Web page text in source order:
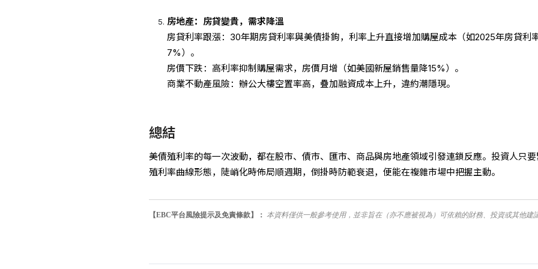
房地產：房貸變貴，需求降溫
房貸利率跟漲：30年期房貸利率與美債掛鉤，利率上升直接增加購屋成本（如2025年房貸利
7%）。
房價下跌：高利率抑制購屋需求，房價月增（如美國新屋銷售量降15%）。
商業不動產風險：辦公大樓空置率高，疊加融資成本上升，違約潮隱現。
總結
美債殖利率的每一次波動，都在股市、債市、匯市、商品與房地產領域引發連鎖反應。投資人只要
殖利率曲線形態，陡峭化時佈局順週期，倒掛時防範衰退，便能在複雜市場中把握主動。
【EBC平台風險提示及免責條款】： 本資料僅供一般參考使用，並非旨在（亦不應被視為）可依賴的財務、投資或其他建議